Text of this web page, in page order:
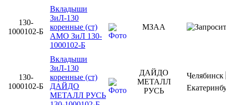
130-
1000102-Б
Вкладыши
ЗиЛ-130
коренные (ст)
АМО ЗиЛ 130-
1000102-Б
МЗАА
130-
1000102-Б
Вкладыши
ЗиЛ-130
коренные (ст)
ДАЙДО
МЕТАЛЛ РУСЬ
ДАЙДО
МЕТАЛЛ
РУСЬ
Челябинск